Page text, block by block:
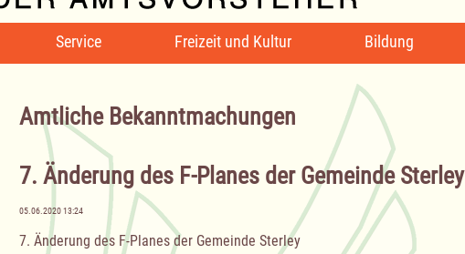
Service Freizeit und Kultur Bildung
Amtliche Bekanntmachungen
7. Änderung des F-Planes der Gemeinde Sterley
05.06.2020 13:24
7. Änderung des F-Planes der Gemeinde Sterley